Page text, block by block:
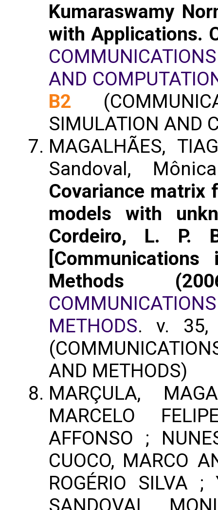
Kumaraswamy
with Applications.
AND
B2
SIMULATION AND
MAGALHÃES,
Sandoval,
Covariance matrix
models with
Cordeiro, L. P.
Methods
METHODS. v.
AND METHODS)
MARÇULA,
MARCELO
AFFONSO ;
CUOCO, MARCO
ROGÉRIO SILVA